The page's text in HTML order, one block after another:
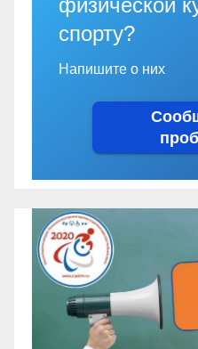
физической
спорту?
Напишите о них